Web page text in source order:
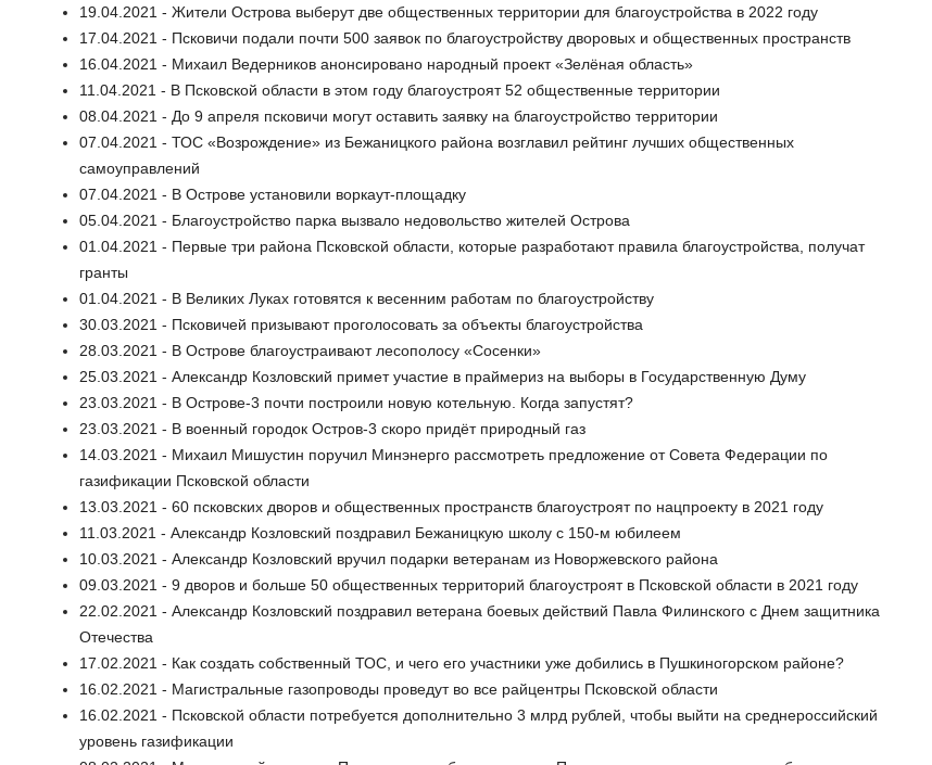
19.04.2021 - Жители Острова выберут две общественных территории для благоустройства в 2022 году
17.04.2021 - Псковичи подали почти 500 заявок по благоустройству дворовых и общественных пространств
16.04.2021 - Михаил Ведерников анонсировано народный проект «Зелёная область»
11.04.2021 - В Псковской области в этом году благоустроят 52 общественные территории
08.04.2021 - До 9 апреля псковичи могут оставить заявку на благоустройство территории
07.04.2021 - ТОС «Возрождение» из Бежаницкого района возглавил рейтинг лучших общественных
самоуправлений
07.04.2021 - В Острове установили воркаут-площадку
05.04.2021 - Благоустройство парка вызвало недовольство жителей Острова
01.04.2021 - Первые три района Псковской области, которые разработают правила благоустройства, получат
гранты
01.04.2021 - В Великих Луках готовятся к весенним работам по благоустройству
30.03.2021 - Псковичей призывают проголосовать за объекты благоустройства
28.03.2021 - В Острове благоустраивают лесополосу «Сосенки»
25.03.2021 - Александр Козловский примет участие в праймериз на выборы в Государственную Думу
23.03.2021 - В Острове-3 почти построили новую котельную. Когда запустят?
23.03.2021 - В военный городок Остров-3 скоро придёт природный газ
14.03.2021 - Михаил Мишустин поручил Минэнерго рассмотреть предложение от Совета Федерации по
газификации Псковской области
13.03.2021 - 60 псковских дворов и общественных пространств благоустроят по нацпроекту в 2021 году
11.03.2021 - Александр Козловский поздравил Бежаницкую школу с 150-м юбилеем
10.03.2021 - Александр Козловский вручил подарки ветеранам из Новоржевского района
09.03.2021 - 9 дворов и больше 50 общественных территорий благоустроят в Псковской области в 2021 году
22.02.2021 - Александр Козловский поздравил ветерана боевых действий Павла Филинского с Днем защитника
Отечества
17.02.2021 - Как создать собственный ТОС, и чего его участники уже добились в Пушкиногорском районе?
16.02.2021 - Магистральные газопроводы проведут во все райцентры Псковской области
16.02.2021 - Псковской области потребуется дополнительно 3 млрд рублей, чтобы выйти на среднероссийский
уровень газификации